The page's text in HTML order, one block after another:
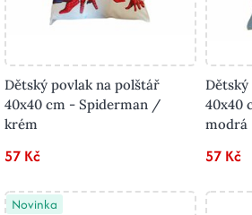
Dětský povlak na polštář
40x40 cm - Spiderman /
krém
57 Kč
40x40
modrá
57 Kč
Novinka